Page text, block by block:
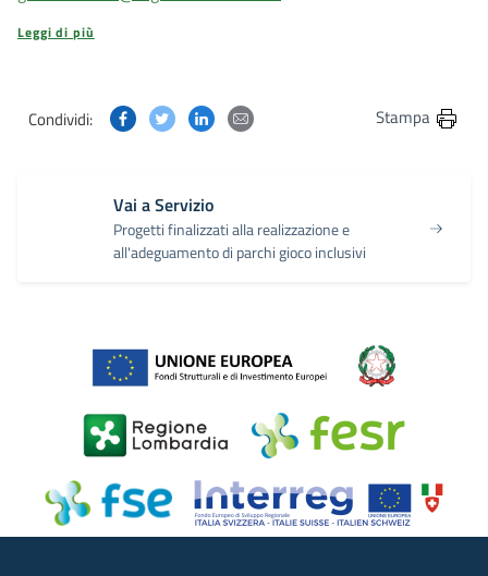
Leggi di più
Condividi: Condividi questa pagina su Facebook
Condividi questa pagina su Twitter
Condividi questa pagina su Linkedin
Condividi questa pagina via
Stampa
Vai a Servizio
Progetti finalizzati alla realizzazione e
all'adeguamento di parchi gioco inclusivi